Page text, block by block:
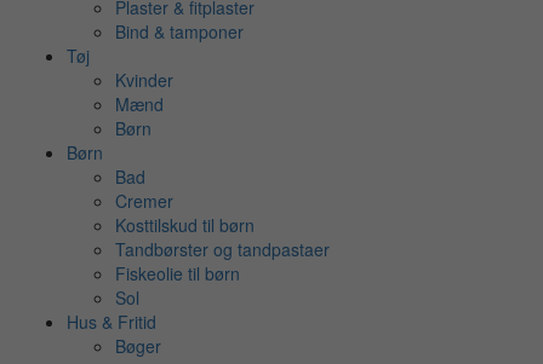
Plaster & fitplaster
Bind & tamponer
Tøj
Kvinder
Mænd
Børn
Børn
Bad
Cremer
Kosttilskud til børn
Tandbørster og tandpastaer
Fiskeolie til børn
Sol
Hus & Fritid
Bøger